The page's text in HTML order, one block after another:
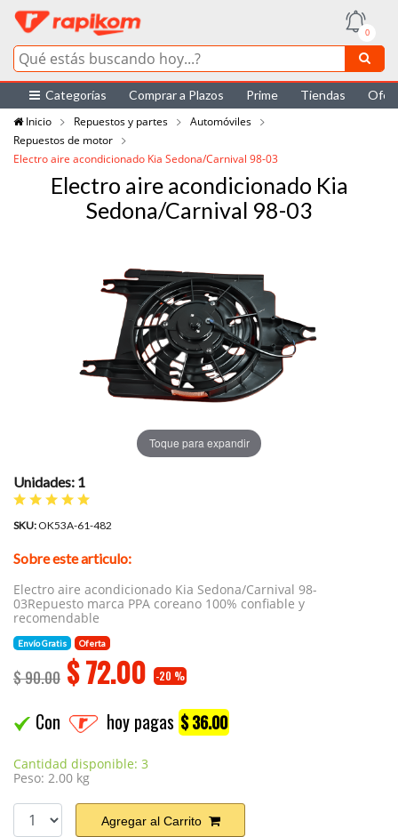
0
Categorías Comprar a Plazos Prime Tiendas
Inicio
Repuestos y partes
Automóviles
Repuestos de motor
Electro aire acondicionado Kia Sedona/Carnival 98-03
Electro aire acondicionado Kia
Sedona/Carnival 98-03
Toque para expandir
Unidades: 1
SKU: OK53A-61-482
Sobre este articulo:
Electro aire acondicionado Kia Sedona/Carnival 98-
03Repuesto marca PPA coreano 100% confiable y
recomendable
Envío Gratis Oferta
$ 90.00 $72.00 -20 %
Con hoy pagas $ 36.00
Cantidad disponible: 3
Peso: 2.00 kg
Agregar al Carrito